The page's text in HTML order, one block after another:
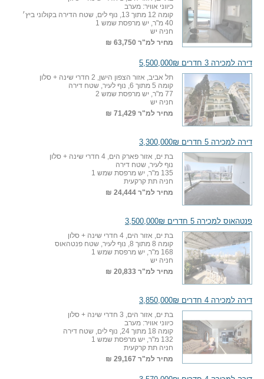
כיווני אוויר: מערב
קומה 12 מתוך 13, נוף לים, שטח הדירה בקולוני ביץ׳
40 מ"ר, יש מרפסת שמש 1
חניה יש
מחיר למ"ר 63,750 ₪
דירה למכירה 3 חדרים 5,500,000₪
תל אביב, אזור הצפון הישן, 2 חדרי שינה + סלון
קומה 5 מתוך 6, נוף לעיר, שטח דירה
77 מ"ר, יש מרפסת שמש 2
חניה יש
מחיר למ"ר 71,429 ₪
דירה למכירה 5 חדרים 3,300,000₪
בת ים, אזור פארק הים, 4 חדרי שינה + סלון
נוף לעיר, שטח דירה
135 מ"ר, יש מרפסת שמש 1
חניה תת קרקעית
מחיר למ"ר 24,444 ₪
פנטהאוס למכירה 5 חדרים 3,500,000₪
בת ים, אזור הים, 4 חדרי שינה + סלון
קומה 8 מתוך 8, נוף לעיר, שטח פנטהאוס
168 מ"ר, יש מרפסת שמש 1
חניה יש
מחיר למ"ר 20,833 ₪
דירה למכירה 4 חדרים 3,850,000₪
בת ים, אזור הים, 3 חדרי שינה + סלון
כיווני אוויר: מערב
קומה 18 מתוך 24, נוף לים, שטח דירה
132 מ"ר, יש מרפסת שמש 1
חניה תת קרקעית
מחיר למ"ר 29,167 ₪